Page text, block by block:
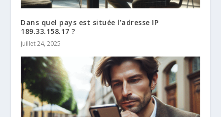
Dans quel pays est située l’adresse IP
189.33.158.17 ?
juillet 24, 2025